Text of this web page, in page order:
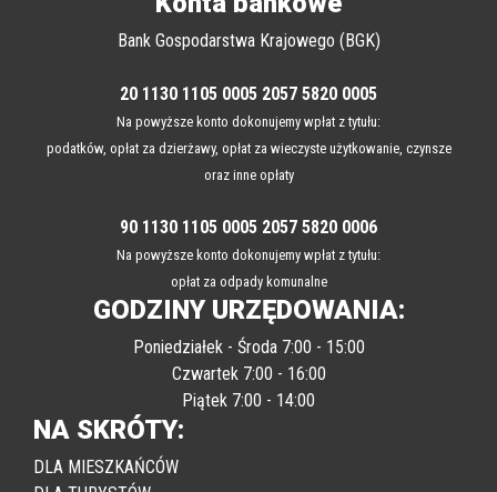
Konta bankowe
Bank Gospodarstwa Krajowego (BGK)
opłat za odpady komunalne
GODZINY URZĘDOWANIA:
Poniedziałek - Środa 7:00 - 15:00
Czwartek 7:00 - 16:00
Piątek 7:00 - 14:00
NA SKRÓTY:
DLA MIESZKAŃCÓW